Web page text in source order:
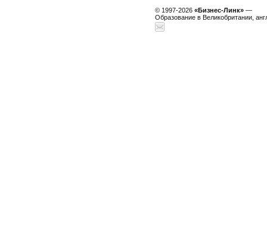
© 1997-2026 «Бизнес-Линк» —
Образование в Великобритании,